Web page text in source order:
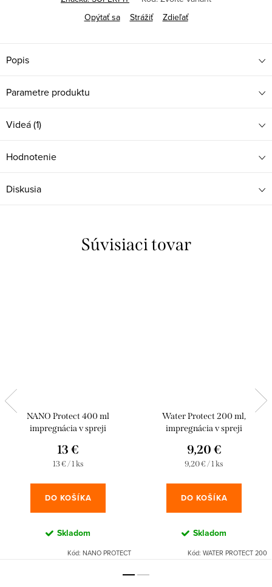
Opýtať sa
Strážiť Zdieľať
Popis
Parametre produktu
Videá (1)
Hodnotenie
Diskusia
Súvisiaci tovar
NANO Protect 400 ml
impregnácia v spreji
13 €
Jednotková
13 € / 1 ks
DO KOŠÍKA
Skladom
Kód: NANO PROTECT
Water Protect 200 ml,
impregnácia v spreji
9,20 €
Jednotková
9,20 € / 1 ks
DO KOŠÍKA
Skladom
Kód: WATER PROTECT 200